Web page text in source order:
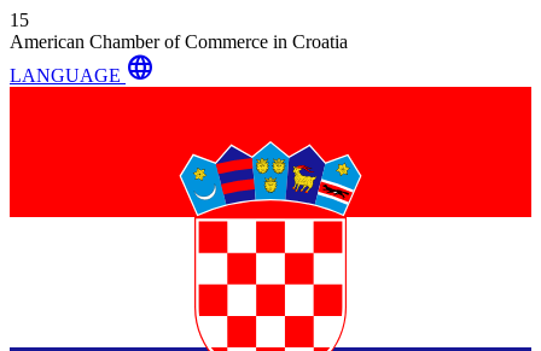
15
American Chamber of Commerce in Croatia
LANGUAGE language